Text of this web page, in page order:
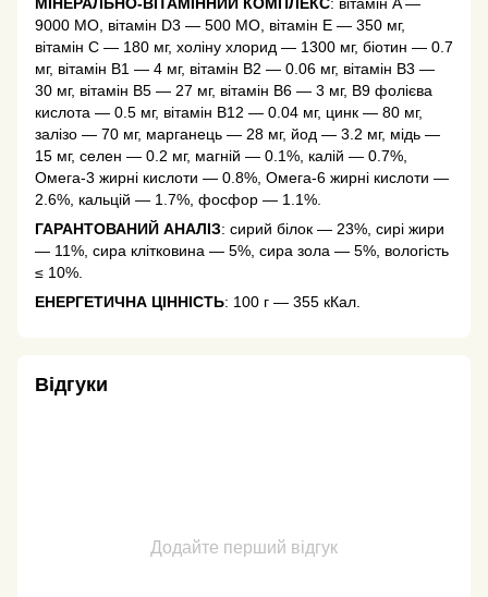
9000 МО, вітамін D3 — 500 МО, вітамін Е — 350 мг,
вітамін C — 180 мг, холіну хлорид — 1300 мг, біотин — 0.7
мг, вітамін В1 — 4 мг, вітамін В2 — 0.06 мг, вітамін В3 —
30 мг, вітамін В5 — 27 мг, вітамін В6 — 3 мг, В9 фолієва
кислота — 0.5 мг, вітамін В12 — 0.04 мг, цинк — 80 мг,
залізо — 70 мг, марганець — 28 мг, йод — 3.2 мг, мідь —
15 мг, селен — 0.2 мг, магній — 0.1%, калій — 0.7%,
Омега-3 жирні кислоти — 0.8%, Омега-6 жирні кислоти —
2.6%, кальцій — 1.7%, фосфор — 1.1%.
ГАРАНТОВАНИЙ АНАЛІЗ: сирий білок — 23%, сирі жири
— 11%, сира клітковина — 5%, сира зола — 5%, вологість
≤ 10%.
ЕНЕРГЕТИЧНА ЦІННІСТЬ: 100 г — 355 кКал.
Відгуки
Додайте перший відгук